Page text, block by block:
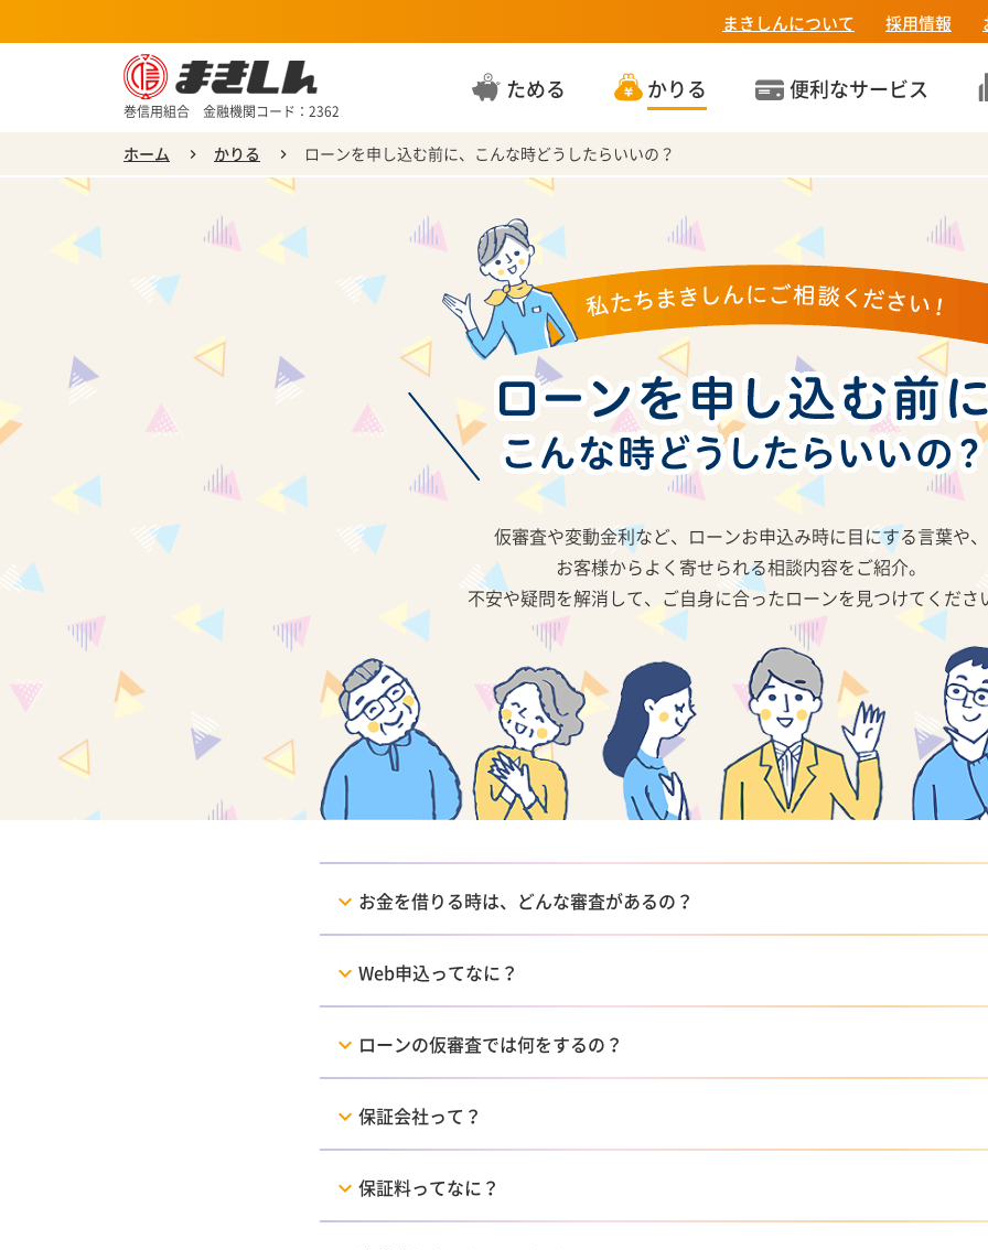
巻信用組合 金融機関コード：2362
ためる かりる 便利なサービス
まきしんについて 採用情報
ホーム かりる ローンを申し込む前に、こんな時どうしたらいいの？
仮審査や変動金利など、ローンお申込み時に目にする言葉や、
お客様からよく寄せられる相談内容をご紹介。
不安や疑問を解消して、ご自身に合ったローンを見つけてくださ
お金を借りる時は、どんな審査があるの？
Web申込ってなに？
ローンの仮審査では何をするの？
保証会社って？
保証料ってなに？